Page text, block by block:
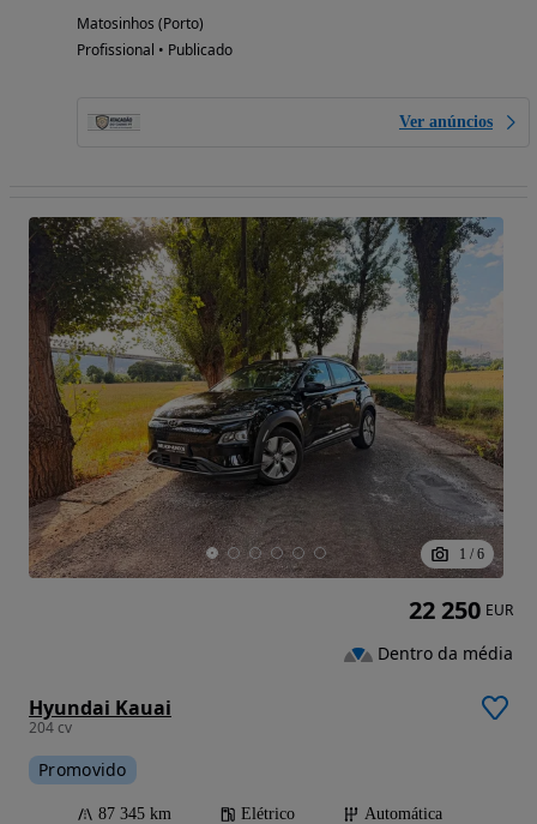
Matosinhos (Porto)
Profissional • Publicado
Ver anúncios
1 / 6
Hyundai Kauai
204 cv
Promovido
87 345 km Elétrico
Automática
22 250 EUR
Dentro da média